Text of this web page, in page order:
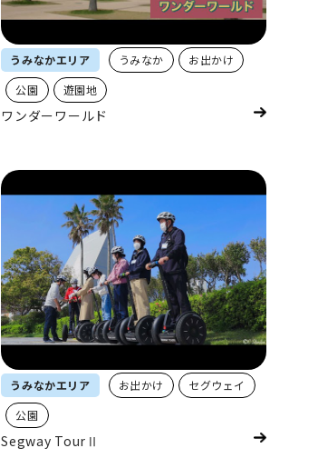
うみなかエリア うみなか
お出かけ
公園
遊園地
ワンダーワールド
うみなかエリア お出かけ
セグウェイ
公園
Segway TourⅡ